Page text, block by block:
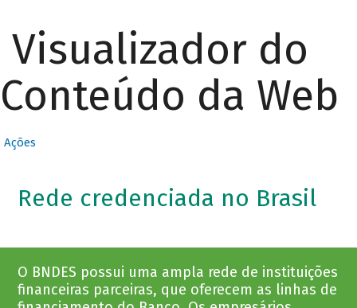
Visualizador do
Conteúdo da Web
Ações
Rede credenciada no Brasil
O BNDES possui uma ampla rede de instituições
financeiras parceiras, que oferecem as linhas de